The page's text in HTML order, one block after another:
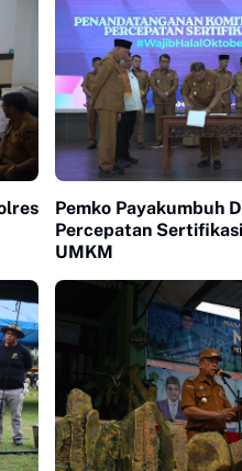
Pemko Payakumbuh
Percepatan
UMKM